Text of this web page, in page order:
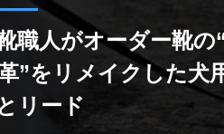
職人がオーダー靴の
”をリメイクした犬
リード